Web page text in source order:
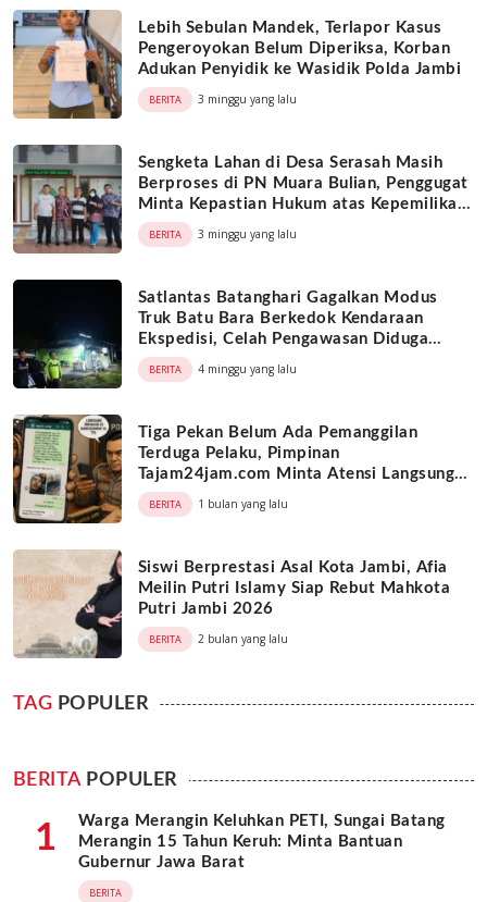
Lebih Sebulan Mandek, Terlapor Kasus
Pengeroyokan Belum Diperiksa, Korban
Adukan Penyidik ke Wasidik Polda Jambi
BERITA 3 minggu yang lalu
Sengketa Lahan di Desa Serasah Masih
Berproses di PN Muara Bulian, Penggugat
Minta Kepastian Hukum atas Kepemilikan
Objek Tanah
BERITA 3 minggu yang lalu
Satlantas Batanghari Gagalkan Modus
Truk Batu Bara Berkedok Kendaraan
Ekspedisi, Celah Pengawasan Diduga
Dimanfaatkan Oknum
BERITA 4 minggu yang lalu
Tiga Pekan Belum Ada Pemanggilan
Terduga Pelaku, Pimpinan
Tajam24jam.com Minta Atensi Langsung
Kapolda Jambi
BERITA 1 bulan yang lalu
Siswi Berprestasi Asal Kota Jambi, Afia
Meilin Putri Islamy Siap Rebut Mahkota
Putri Jambi 2026
BERITA 2 bulan yang lalu
TAG POPULER
BERITAPOPULER
1
Warga Merangin Keluhkan PETI, Sungai Batang
Merangin 15 Tahun Keruh: Minta Bantuan
Gubernur Jawa Barat
BERITA